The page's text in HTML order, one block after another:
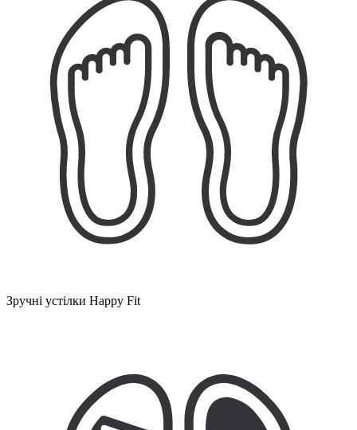
Зручні устілки Happy Fit